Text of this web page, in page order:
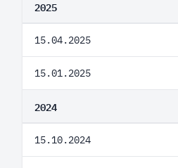
2025
15.04.2025
15.01.2025
2024
15.10.2024